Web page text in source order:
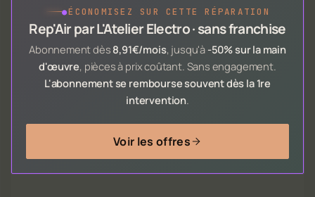
●ÉCONOMISEZ SUR CETTE RÉPARATION
Rep'Air par L'Atelier Electro · sans franchise
Abonnement dès 8,91€/mois, jusqu'à -50% sur la main
d'œuvre, pièces à prix coûtant. Sans engagement.
L'abonnement se rembourse souvent dès la 1re
intervention
Voir les offres